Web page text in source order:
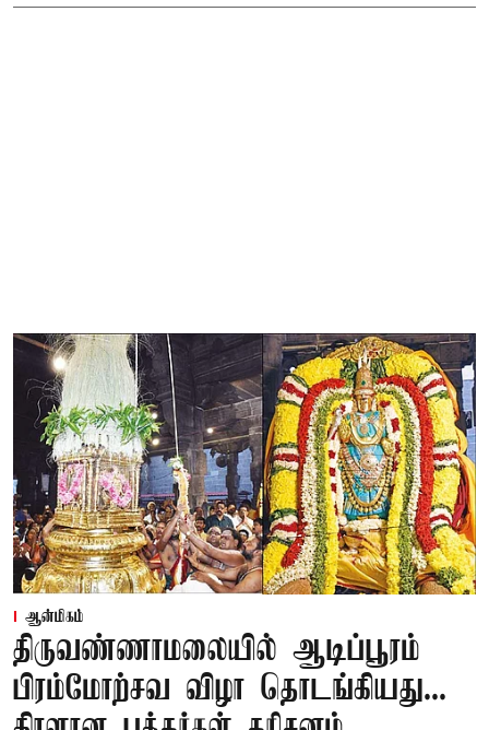
ஆன்மிகம்
திருவண்ணாமலையில் ஆடிப்பூரம்
பிரம்மோற்சவ விழா தொடங்கியது...